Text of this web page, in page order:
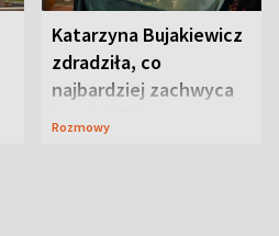
Katarzyna Bujakiewicz
zdradziła, co
najbardziej zachwyca
ją w Lublinie
Rozmowy